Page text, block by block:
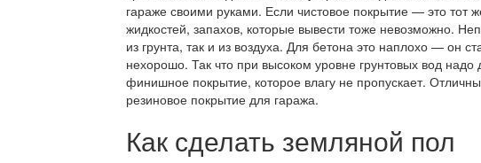
гараже своими руками. Если чистовое покрытие — это тот
жидкостей, запахов, которые вывести тоже невозможно.
из грунта, так и из воздуха. Для бетона это наплохо — он
нехорошо. Так что при высоком уровне грунтовых вод
финишное покрытие, которое влагу не пропускает.
резиновое покрытие для гаража.
Как сделать земляной пол